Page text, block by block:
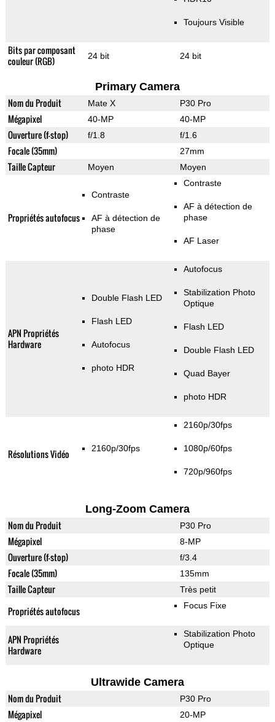
Toujours Visible
Bits par composant
couleur (RGB)
24 bit 24 bit
Primary Camera
Nom du Produit Mate X P30 Pro
Mégapixel 40-MP 40-MP
Ouverture (f-stop) f/1.8 f/1.6
Focale (35mm) 27mm
Taille Capteur Moyen Moyen
Propriétés autofocus
Contraste
AF à détection de
phase
Contraste
AF à détection de
phase
AF Laser
APN Propriétés
Hardware
Double Flash LED
Flash LED
Autofocus
photo HDR
Autofocus
Stabilization Photo
Optique
Flash LED
Double Flash LED
Quad Bayer
photo HDR
Résolutions Vidéo 2160p/30fps
2160p/30fps
1080p/60fps
720p/960fps
Long-Zoom Camera
Nom du Produit P30 Pro
Mégapixel 8-MP
Ouverture (f-stop) f/3.4
Focale (35mm) 135mm
Taille Capteur Très petit
Propriétés autofocus Focus Fixe
APN Propriétés
Hardware
Stabilization Photo
Optique
Ultrawide Camera
Nom du Produit P30 Pro
Mégapixel 20-MP